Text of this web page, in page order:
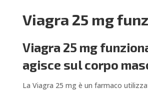
Viagra 25 mg
Viagra 25 mg
agisce sul corpo
La Viagra 25 mg è un farmaco